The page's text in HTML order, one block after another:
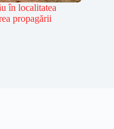
în localitatea
propagării